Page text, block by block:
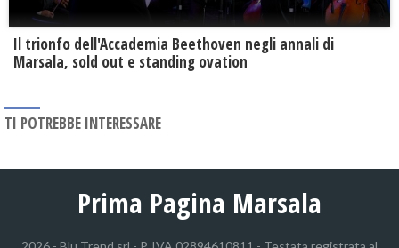
Il trionfo dell'Accademia Beethoven negli annali di
Marsala, sold out e standing ovation
TI POTREBBE INTERESSARE
Prima Pagina Marsala